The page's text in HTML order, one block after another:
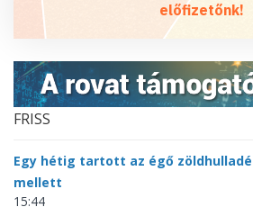
előfizetőnk!
FRISS
Egy hétig tartott az égő
mellett
15:44